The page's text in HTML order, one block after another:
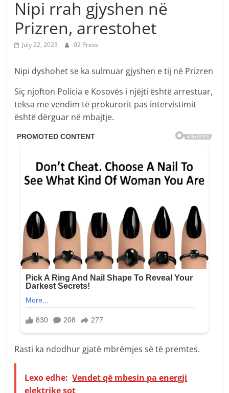
Nipi rrah gjyshen në
Prizren, arrestohet
July 22, 2023 02 Press
Nipi dyshohet se ka sulmuar gjyshen e tij në Prizren
Siç njofton Policia e Kosovës i njëjti është arrestuar,
teksa me vendim të prokurorit pas intervistimit
është dërguar në mbajtje.
Rasti ka ndodhur gjatë mbrëmjes së të premtes.
Lexo edhe: Vendet që mbesin pa energji
elektrike sot